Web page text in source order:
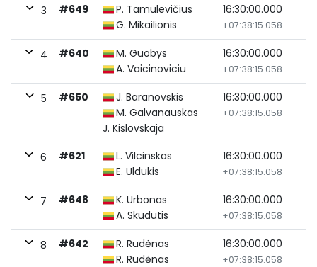
3 #649
P. Tamulevičius
G. Mikailionis
16:30:00.000
+07:38:15.058
4 #640
M. Guobys
A. Vaicinoviciu
16:30:00.000
+07:38:15.058
5 #650
J. Baranovskis
M. Galvanauskas
J. Kislovskaja
16:30:00.000
+07:38:15.058
6 #621
L. Vilcinskas
E. Uldukis
16:30:00.000
+07:38:15.058
7 #648
K. Urbonas
A. Skudutis
16:30:00.000
+07:38:15.058
8 #642
R. Rudėnas
R. Rudėnas
16:30:00.000
+07:38:15.058